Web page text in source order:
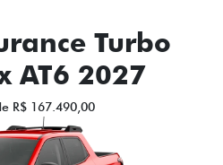
Turbo
AT6 2027
R$ 167.490,00